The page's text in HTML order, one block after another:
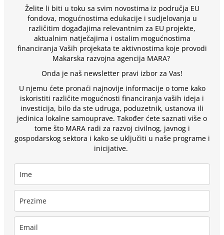
Želite li biti u toku sa svim novostima iz područja EU
fondova, mogućnostima edukacije i sudjelovanja u
različitim događajima relevantnim za EU projekte,
aktualnim natječajima i ostalim mogućnostima
financiranja Vaših projekata te aktivnostima koje provodi
Makarska razvojna agencija MARA?
Onda je naš newsletter pravi izbor za Vas!
U njemu ćete pronaći najnovije informacije o tome kako
iskoristiti različite mogućnosti financiranja vaših ideja i
investicija, bilo da ste udruga, poduzetnik, ustanova ili
jedinica lokalne samouprave. Također ćete saznati više o
tome što MARA radi za razvoj civilnog, javnog i
gospodarskog sektora i kako se uključiti u naše programe i
inicijative.